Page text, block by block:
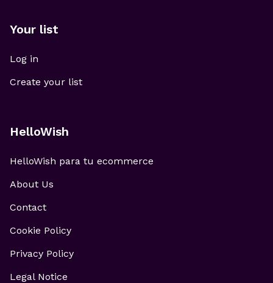
Your list
Log in
Create your list
HelloWish
HelloWish para tu ecommerce
About Us
Contact
Cookie Policy
Privacy Policy
Legal Notice